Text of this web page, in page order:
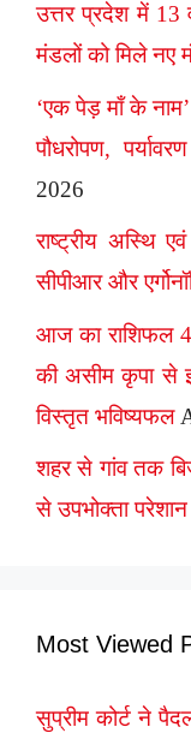
उत्तर प्रदेश में 13
मंडलों को मिले नए
‘एक पेड़ माँ के
पौधरोपण,
2026
राष्ट्रीय अस्थि
सीपीआर और
आज का राशिफल
की असीम कृपा से
विस्तृत भविष्यफल
शहर से गांव तक
से उपभोक्ता परेशान
Most Viewed
सुप्रीम कोर्ट ने